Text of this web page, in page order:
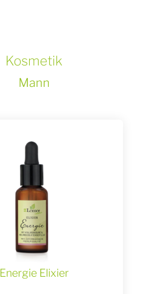
Kosmetik
Mann
Energie Elixier